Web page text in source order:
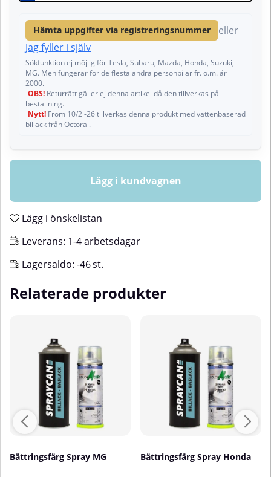
Hämta uppgifter via registreringsnummer
eller
Jag fyller i själv
Sökfunktion ej möjlig för Tesla, Subaru, Mazda, Honda, Suzuki,
MG. Men fungerar för de flesta andra personbilar fr. o.m. år
2000.
OBS! Returrätt gäller ej denna artikel då den tillverkas på
beställning.
Nytt! From 10/2 -26 tillverkas denna produkt med vattenbaserad
billack från Octoral.
Lägg i kundvagnen
Lägg i önskelistan
Leverans: 1-4 arbetsdagar
Lagersaldo: -46st.
Relaterade produkter
Bättringsfärg Spray MG Bättringsfärg Spray Honda